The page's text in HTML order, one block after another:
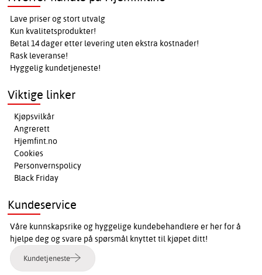
Lave priser og stort utvalg
Kun kvalitetsprodukter!
Betal 14 dager etter levering uten ekstra kostnader!
Rask leveranse!
Hyggelig kundetjeneste!
Viktige linker
Kjøpsvilkår
Angrerett
Hjemfint.no
Cookies
Personvernspolicy
Black Friday
Kundeservice
Våre kunnskapsrike og hyggelige kundebehandlere er her for å
hjelpe deg og svare på spørsmål knyttet til kjøpet ditt!
Kundetjeneste